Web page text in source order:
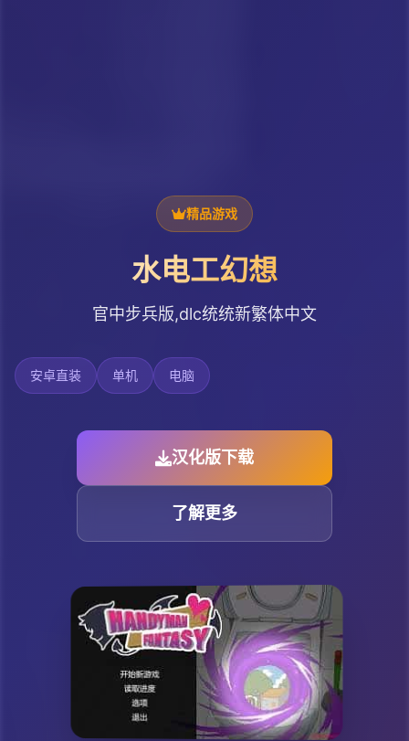
精品游戏
水电工幻想
官中步兵版,dlc统统新繁体中文
安卓直装 单机 电脑
汉化版下载
了解更多